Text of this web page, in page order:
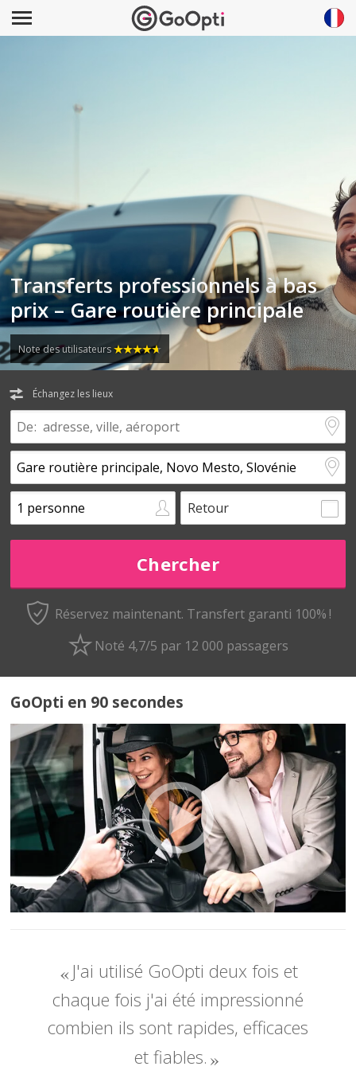
Transferts professionnels à bas
prix – Gare routière principale
Note des utilisateurs
Échangez les lieux
Retour
Réservez maintenant. Transfert garanti 100% !
Noté 4,7/5 par 12 000 passagers
GoOpti en 90 secondes
J'ai utilisé GoOpti deux fois et
chaque fois j'ai été impressionné
combien ils sont rapides, efficaces
et fiables.